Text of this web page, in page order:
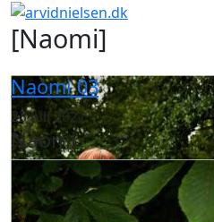
[Naomi]
Naomi 03
23 juli 2021
Naomi